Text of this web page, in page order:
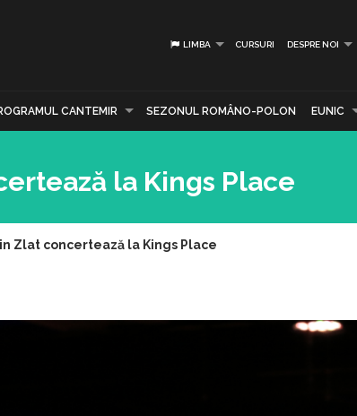
LIMBA CURSURI DESPRE NOI
CANTEMIR SEZONUL ROMÂNO-POLON EUNIC
la Kings Place
Zlat concertează la Kings Place